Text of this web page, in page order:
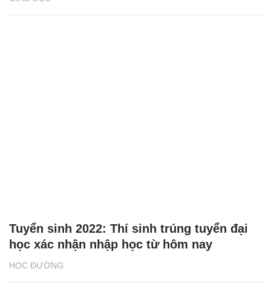
HỌC ĐƯỜNG
Tuyển sinh 2022: Thí sinh trúng tuyển đại
học xác nhận nhập học từ hôm nay